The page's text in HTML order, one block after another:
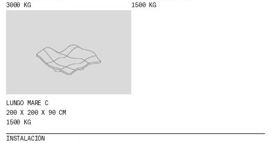
3000 KG
1500 KG
LUNGO MARE C
200 X 200 X 90 CM
1500 KG
INSTALACIÓN
NEWSLETTER
NTÉRATE DE NUESTRAS NOVEDADES
SUSCRIBIÉNDOTE A NUESTRA NEWSLETTER.
HE LEÍDO Y ACEPTO LA